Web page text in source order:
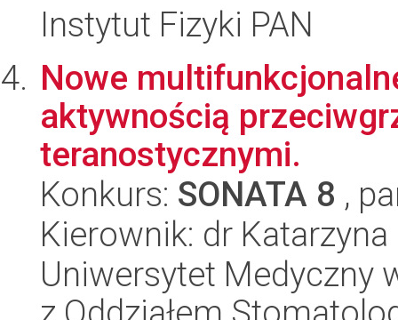
Instytut Fizyki PAN
Nowe
aktywnością
teranostycznymi.
Konkurs: SONATA 8 ,
Kierownik: dr
Uniwersytet Medyczny